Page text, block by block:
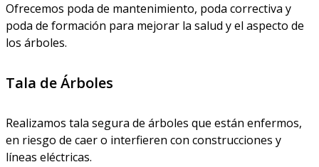
Ofrecemos poda de mantenimiento, poda correctiva y
poda de formación para mejorar la salud y el aspecto de
los árboles.
Tala de Árboles
Realizamos tala segura de árboles que están enfermos,
en riesgo de caer o interfieren con construcciones y
líneas eléctricas.